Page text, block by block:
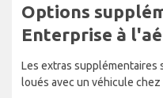
Options
Enterprise à
Les extras supplémentaires
loués avec un véhicule chez